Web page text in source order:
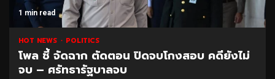
1 min read
HOT NEWS POLITICS
โพล ชี้ จัดฉาก ตัดตอน ปิดจบโกงสอบ คดียังไม่
จบ – ศรัทธารัฐบาลจบ